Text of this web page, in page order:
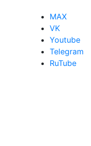
MAX
VK
Youtube
Telegram
RuTube